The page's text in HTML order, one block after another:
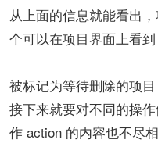
从上面的信息就能看出
个可以在项目界面上看到
被标记为等待删除的项目
接下来就要对不同的操
作 action 的内容也不尽